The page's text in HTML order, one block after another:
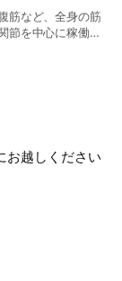
筋など、全身の筋
節を中心に稼働さ
お越しください